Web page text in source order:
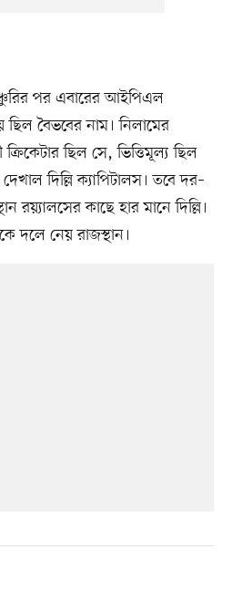
পর এবারের আইপিএল
বৈভবের নাম। নিলামের
ছিল সে, ভিত্তিমূল্য ছিল
দিল্লি ক্যাপিটালস। তবে দর–
রয়্যালসের কাছে হার মানে দিল্লি।
দলে নেয় রাজস্থান।